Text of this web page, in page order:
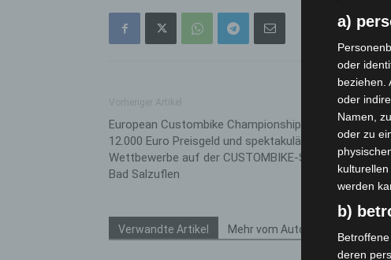
European Custombike Championship 2024:
12.000 Euro Preisgeld und spektakuläre
Wettbewerbe auf der CUSTOMBIKE-SHOW in
Bad Salzuflen
Verwandte Artikel Mehr vom Autor
a)
oder
beziehen.
oder
Namen,
oder zu
werden
b)
deren